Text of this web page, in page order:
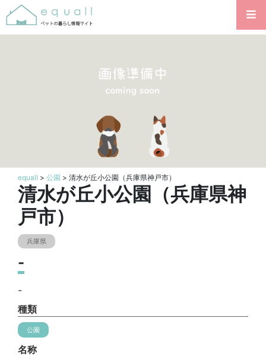
equall > 公園 > 清水が丘小公園（兵庫県神戸市）
清水が丘小公園（兵庫県神
戸市）
兵庫県
-
-
種類
公園
名称